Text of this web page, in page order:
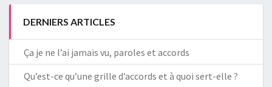
DERNIERS ARTICLES
Ça je ne l’ai jamais vu, paroles et accords
Qu’est-ce qu’une grille d’accords et à quoi sert-elle ?